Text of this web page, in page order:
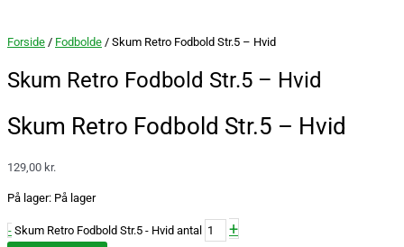
Forside / Fodbolde / Skum Retro Fodbold Str.5 – Hvid
Skum Retro Fodbold Str.5 – Hvid
Skum Retro Fodbold Str.5 – Hvid
129,00 kr.
På lager: På lager
- Skum Retro Fodbold Str.5 - Hvid antal +